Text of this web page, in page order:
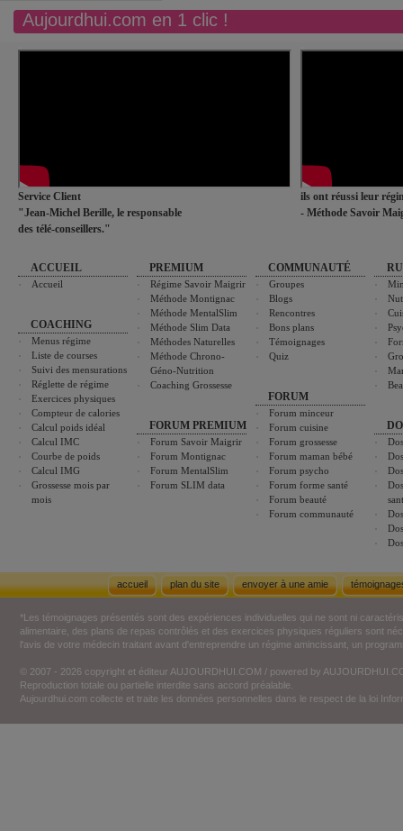
Aujourdhui.com en 1 clic !
Service Client
"Jean-Michel Berille, le responsable
des télé-conseillers."
ils ont réussi leur
- Méthode Savoir
ACCUEIL
Accueil
COACHING
Menus régime
Liste de courses
Suivi des mensurations
Réglette de régime
Exercices physiques
Compteur de calories
Calcul poids idéal
Calcul IMC
Courbe de poids
Calcul IMG
Grossesse mois par
mois
PREMIUM
Régime Savoir Maigrir
Méthode Montignac
Méthode MentalSlim
Méthode Slim Data
Méthodes Naturelles
Méthode Chrono-
Géno-Nutrition
Coaching Grossesse
FORUM PREMIUM
Forum Savoir Maigrir
Forum Montignac
Forum MentalSlim
Forum SLIM data
COMMUNAUTÉ
Groupes
Blogs
Rencontres
Bons plans
Témoignages
Quiz
FORUM
Forum minceur
Forum cuisine
Forum grossesse
Forum maman bébé
Forum psycho
Forum forme santé
Forum beauté
Forum communauté
accueil plan du site envoyer à une amie
*Les témoignages présentés sont des expériences individuelles qui ne sont ni
alimentaire, des plans de repas contrôlés et des exercices physiques réguliers sont
l'avis de votre médecin traitant avant d'entreprendre un régime amincissant, un
© 2007 - 2026 copyright et éditeur AUJOURDHUI.COM / powered by
Reproduction totale ou partielle interdite sans accord préalable.
Aujourdhui.com collecte et traite les données personnelles dans le respect de la loi